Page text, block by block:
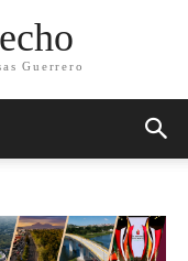
Guerrero